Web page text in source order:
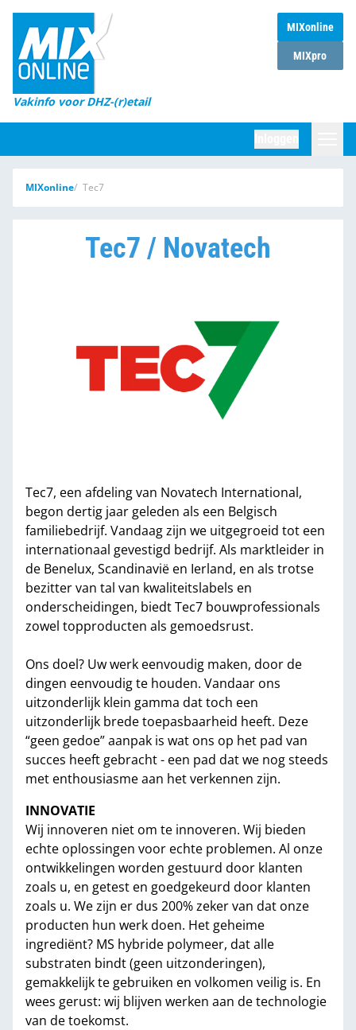
MIXonline
MIXpro
Vakinfo voor DHZ-(r)etail
Home
Magazines
DHZ Sessie
Marktcijfers
MIXonline Tec7
Tec7 / Novatech
Tec7, een afdeling van Novatech International,
begon dertig jaar geleden als een Belgisch
familiebedrijf. Vandaag zijn we uitgegroeid tot een
internationaal gevestigd bedrijf. Als marktleider in
de Benelux, Scandinavië en Ierland, en als trotse
bezitter van tal van kwaliteitslabels en
onderscheidingen, biedt Tec7 bouwprofessionals
zowel topproducten als gemoedsrust.
Ons doel? Uw werk eenvoudig maken, door de
dingen eenvoudig te houden. Vandaar ons
uitzonderlijk klein gamma dat toch een
uitzonderlijk brede toepasbaarheid heeft. Deze
“geen gedoe” aanpak is wat ons op het pad van
succes heeft gebracht - een pad dat we nog steeds
met enthousiasme aan het verkennen zijn.
INNOVATIE
Wij innoveren niet om te innoveren. Wij bieden
echte oplossingen voor echte problemen. Al onze
ontwikkelingen worden gestuurd door klanten
zoals u, en getest en goedgekeurd door klanten
zoals u. We zijn er dus 200% zeker van dat onze
producten hun werk doen. Het geheime
ingrediënt? MS hybride polymeer, dat alle
substraten bindt (geen uitzonderingen),
gemakkelijk te gebruiken en volkomen veilig is. En
wees gerust: wij blijven werken aan de technologie
van de toekomst.